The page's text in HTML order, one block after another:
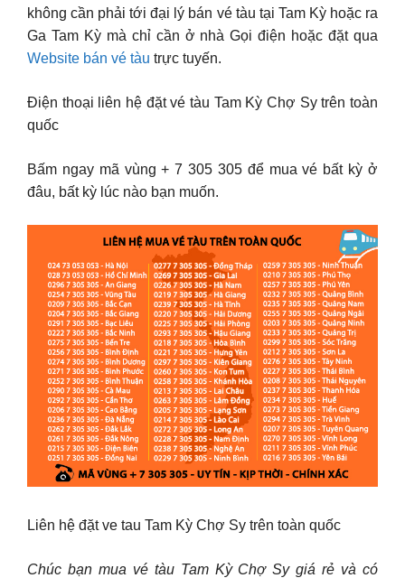
không cần phải tới đại lý bán vé tàu tại Tam Kỳ hoặc ra
Ga Tam Kỳ mà chỉ cần ở nhà Gọi điện hoặc đặt qua
Website bán vé tàu trực tuyến.
Điện thoại liên hệ đặt vé tàu Tam Kỳ Chợ Sy trên toàn
quốc
Bấm ngay mã vùng + 7 305 305 để mua vé bất kỳ ở
đâu, bất kỳ lúc nào bạn muốn.
Liên hệ đặt ve tau Tam Kỳ Chợ Sy trên toàn quốc
Chúc bạn mua vé tàu Tam Kỳ Chợ Sy giá rẻ và có